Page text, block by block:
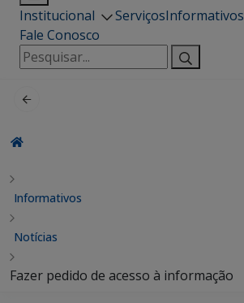
Institucional ServiçosInformativos
Fale Conosco
Pesquisar
por:
Informativos
Notícias
Fazer pedido de acesso à informação